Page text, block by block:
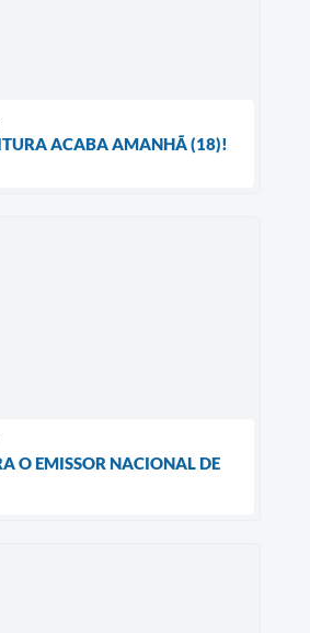
ACABA AMANHÃ (18)!
O EMISSOR NACIONAL DE